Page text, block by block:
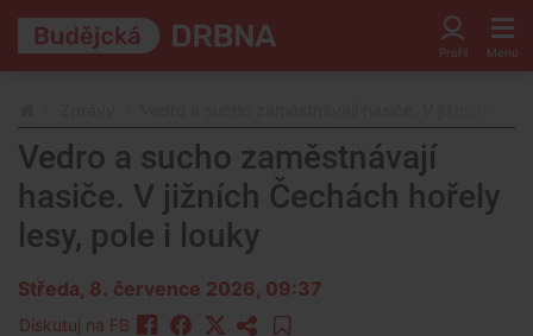
Vedro a sucho zaměstnávají
hasiče. V jižních Čechách hořely
lesy, pole i louky
Středa, 8. července 2026, 09:37
Diskutuj na FB